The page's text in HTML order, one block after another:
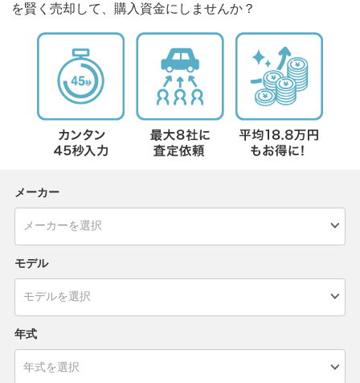
を賢く売却して、購入資金にしませんか？
メーカー
モデル
年式